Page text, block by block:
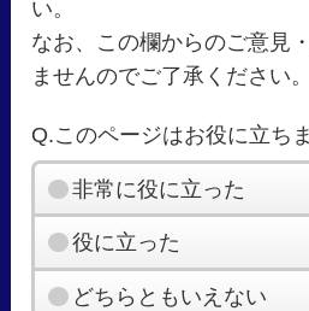
い。
なお、この欄からのご意見
ませんのでご了承ください。
Q.このページはお役に立ち
非常に役に立った
役に立った
どちらともいえない